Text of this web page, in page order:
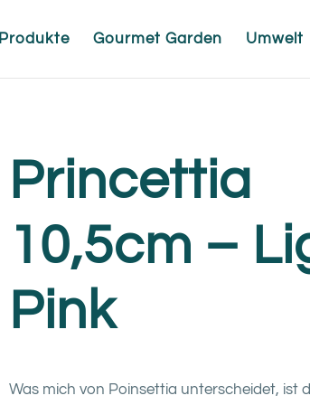
Produkte Gourmet Garden Umwelt
Princettia
10,5cm –
Pink
Was mich von Poinsettia unterscheidet, ist